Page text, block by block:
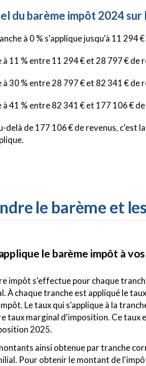
du barème impôt 2024
à 0 % s'applique jusqu'à 11 294
à 11 % entre 11 294 € et 28 797 € de
à 30 % entre 28 797 € et 82 341 € de
à 41 % entre 82 341 € et 177 106 €
delà de 177 106 € de revenus, c'est
le barème et
le barème impôt à
impôt s'effectue pour chaque
À chaque tranche est appliqué le
Le taux qui s'applique à la
taux marginal d'imposition. Ce taux
2025.
ainsi obtenue par tranche
Pour obtenir le montant de